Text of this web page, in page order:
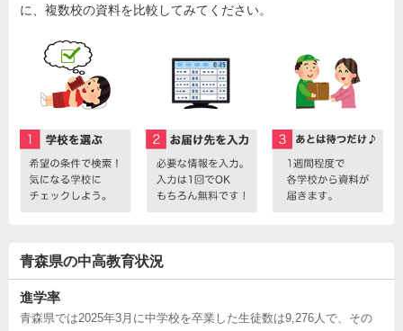
に、複数校の資料を比較してみてください。
青森県の中高教育状況
進学率
青森県では2025年3月に中学校を卒業した生徒数は9,276人で、その